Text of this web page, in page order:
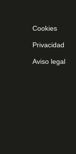
Cookies
Privacidad
Aviso legal